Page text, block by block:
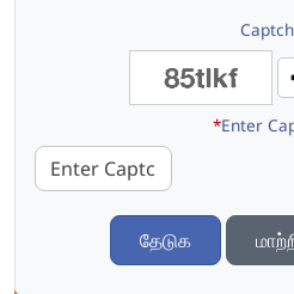
*Enter
தேடுக